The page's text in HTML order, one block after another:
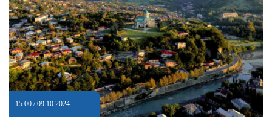
15:00 / 09.10.2024